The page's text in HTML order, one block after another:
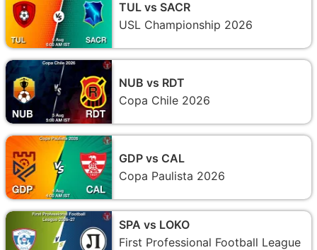
TUL vs SACR
USL Championship 2026
NUB vs RDT
Copa Chile 2026
GDP vs CAL
Copa Paulista 2026
SPA vs LOKO
First Professional Football League